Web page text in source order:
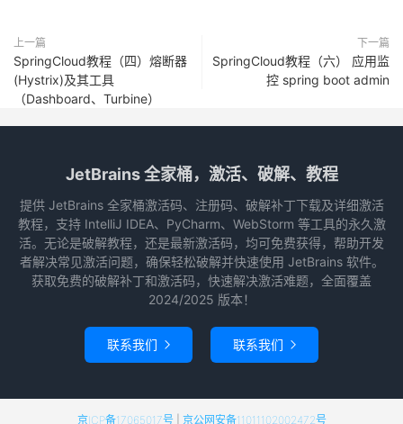
SpringCloud教程（四）熔断器
(Hystrix)及其工具
（Dashboard、Turbine）
SpringCloud教程（六） 应用监
控 spring boot admin
JetBrains 全家桶，激活、破解、教程
教程，支持 IntelliJ IDEA、PyCharm、WebStorm 等工具的永久激
活。无论是破解教程，还是最新激活码，均可免费获得，帮助开发
者解决常见激活问题，确保轻松破解并快速使用 JetBrains 软件。
获取免费的破解补丁和激活码，快速解决激活难题，全面覆盖
2024/2025 版本！